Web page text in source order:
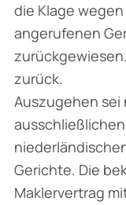
die Klage
angerufenen
zurück.
Auszugehen sei
Gerichte. Die
Maklervertrag